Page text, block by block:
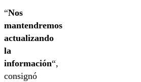
“Nos
mantendremos
actualizando
la
información“,
consignó